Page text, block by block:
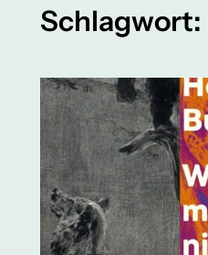
Schlagwort: